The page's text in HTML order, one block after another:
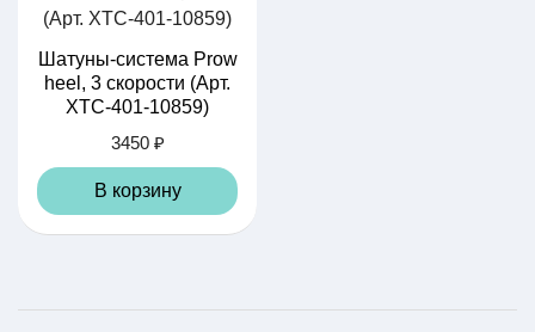
Шатуны-система Prow
heel, 3 скорости (Арт.
XTC-401-10859)
3450 ₽
В корзину